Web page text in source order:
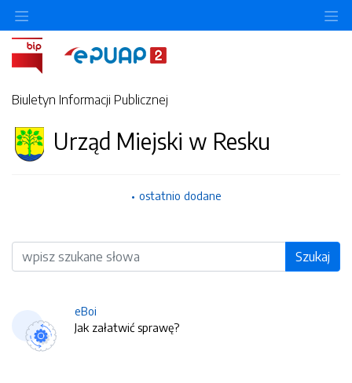
Biuletyn Informacji Publicznej
Urząd Miejski w Resku
ostatnio dodane
Wyszukiwarka Szukaj
eBoi
Jak załatwić sprawę?